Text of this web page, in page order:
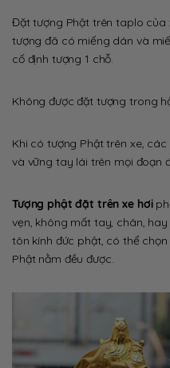
Đặt tượng Phật trên taplo của
tượng đã có miếng dán và
cố định tượng 1 chỗ.
Không được đặt tượng trong
Khi có tượng Phật trên xe,
và vững tay lái trên mọi đoạn
Tượng phật đặt trên xe hơi
vẹn, không mất tay, chân,
tôn kính đức phật, có thể
Phật nằm đều được.